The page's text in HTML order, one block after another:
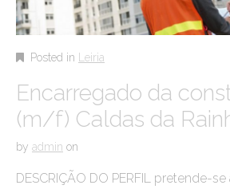
Posted in Leiria
Encarregado da
(m/f) Caldas da
by admin on
DESCRIÇÃO DO PERFIL pretende-